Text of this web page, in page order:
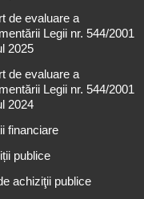
de evaluare a
Legii nr. 544/2001
2025
de evaluare a
Legii nr. 544/2001
2024
financiare
publice
achiziţii publice